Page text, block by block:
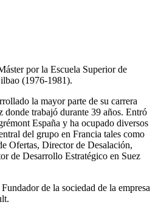
por la Escuela Superior de
(1976-1981).
la mayor parte de su carrera
donde trabajó durante 39 años. Entró
España y ha ocupado diversos
del grupo en Francia tales como
Ofertas, Director de Desalación,
de Desarrollo Estratégico en Suez
de la sociedad de la empresa